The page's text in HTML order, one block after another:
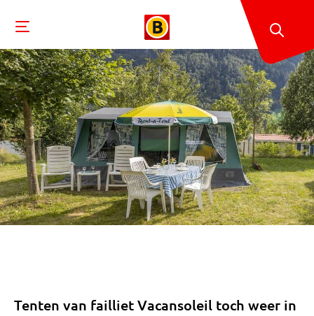
Tenten van failliet Vacansoleil toch weer in